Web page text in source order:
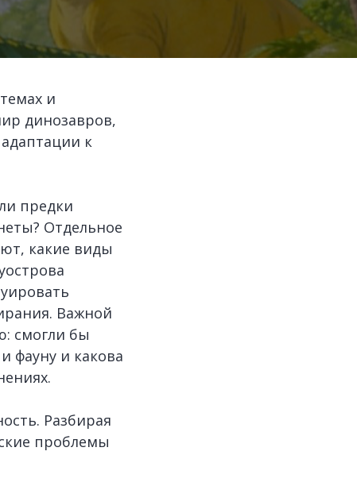
и
динозавров,
к
предки
Отдельное
какие виды
Важной
смогли бы
фауну и какова
Разбирая
проблемы